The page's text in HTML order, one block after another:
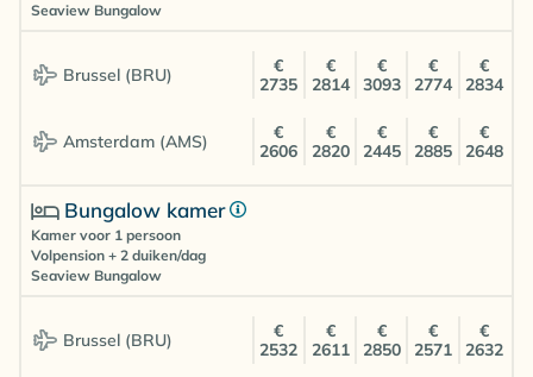
Seaview Bungalow
Brussel (BRU)
Amsterdam (AMS)
€
2735
€
2814
€
3093
€
2774
€
2834
€
2606
€
2820
€
2445
€
2885
€
2648
Bungalow kamer
Kamer voor 1 persoon
Volpension + 2 duiken/dag
Seaview Bungalow
Brussel (BRU)
€
2532
€
2611
€
2850
€
2571
€
2632